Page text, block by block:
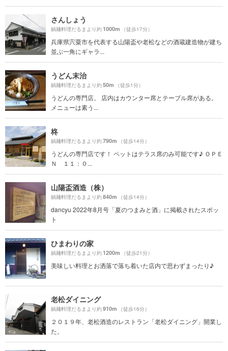
さんしょう
鍋麺料理だるまより約1000m （徒歩17分）
兵庫県宍粟市を代表する山陽盃や老松などの酒蔵建造物が建ち
並ぶ一角にギャラ...
うどん末治
鍋麺料理だるまより約50m （徒歩1分）
うどんの専門店。 店内はカウンター席とテーブル席がある。
メニューは素う...
柊
鍋麺料理だるまより約790m （徒歩14分）
うどんの専門店です！ ペットはテラス席のみ可能です♪ ＯＰＥ
Ｎ １１：０...
山陽盃酒造（株）
鍋麺料理だるまより約840m （徒歩14分）
dancyu 2022年8月号「夏のつまみと酒」に掲載されたスポッ
ト
ひまわりの家
鍋麺料理だるまより約1200m （徒歩21分）
美味しい料理とお洒落で落ち着いた店内で思わずまったり♪
老松ダイニング
鍋麺料理だるまより約910m （徒歩16分）
２０１９年、老松酒造のレストラン「老松ダイニング」開業し
た。